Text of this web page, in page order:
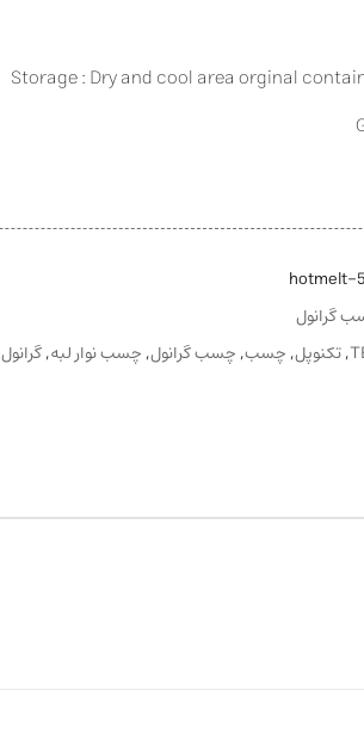
Storage : Dry and cool area orginal
hotmelt-
گرانول
,تکنوپل, چسب, چسب گرانول, چسب نوار لبه,گرانول